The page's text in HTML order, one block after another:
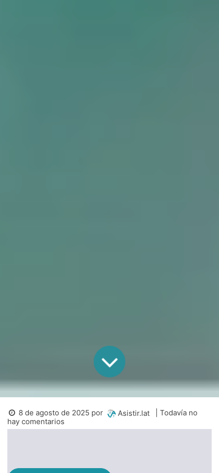
8 de agosto de 2025 por Asistir.lat
| Todavía no
hay comentarios